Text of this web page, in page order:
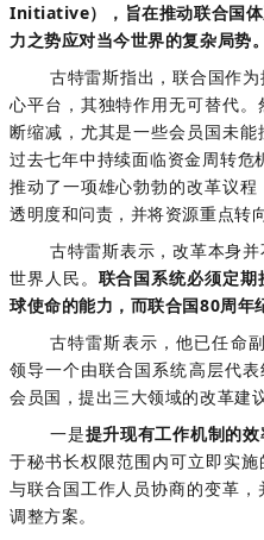
Initiative），旨在推动联合国体
力之势应对当今世界的复杂局势。
古特雷斯指出，联合国作
心平台，其独特作用无可替代
断缩减，尤其是一些会员国未
过去七年中持续面临资金周转危
推动了一项雄心勃勃的改革议
透明度和问责，并将资源重点转
古特雷斯表示，改革本身
世界人民。 联合国系统必须定
球使命的能力，而联合国80周年
古特雷斯表示，他已任命
领导一个由联合国系统高层代
会员国，提出三大领域的改革建
一是提升现有工作机制的效
于秘书长权限范围内可立即实
与联合国工作人员协商的变革
调整方案。